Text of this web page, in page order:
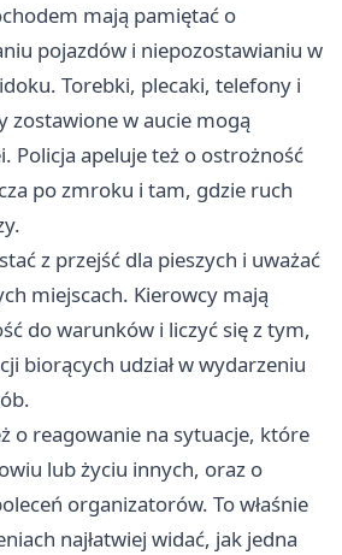
mają pamiętać o
pojazdów i niepozostawianiu w
Torebki, plecaki, telefony i
zostawione w aucie mogą
Policja apeluje też o ostrożność
po zmroku i tam, gdzie ruch
z przejść dla pieszych i uważać
miejscach. Kierowcy mają
do warunków i liczyć się z tym,
biorących udział w wydarzeniu
o reagowanie na sytuacje, które
lub życiu innych, oraz o
organizatorów. To właśnie
najłatwiej widać, jak jedna